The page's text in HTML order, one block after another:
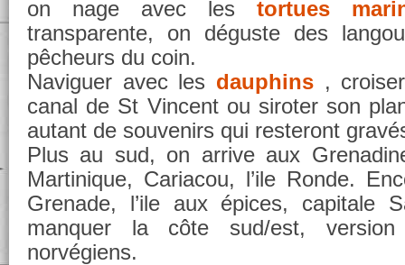
on nage avec les tortues
transparente, on déguste des
pêcheurs du coin.
Naviguer avec les dauphins ,
canal de St Vincent ou siroter son
autant de souvenirs qui resteront
Plus au sud, on arrive aux
Martinique, Cariacou, l’ile Ronde.
Grenade, l’ile aux épices, capitale
manquer la côte sud/est,
norvégiens.